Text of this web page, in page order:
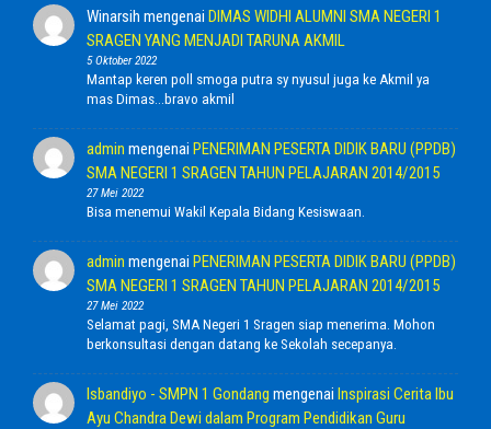
Winarsih mengenai DIMAS WIDHI ALUMNI SMA NEGERI 1
SRAGEN YANG MENJADI TARUNA AKMIL
5 Oktober 2022
Mantap keren poll smoga putra sy nyusul juga ke Akmil ya
mas Dimas...bravo akmil
admin mengenai PENERIMAN PESERTA DIDIK BARU (PPDB)
SMA NEGERI 1 SRAGEN TAHUN PELAJARAN 2014/2015
27 Mei 2022
Bisa menemui Wakil Kepala Bidang Kesiswaan.
admin mengenai PENERIMAN PESERTA DIDIK BARU (PPDB)
SMA NEGERI 1 SRAGEN TAHUN PELAJARAN 2014/2015
27 Mei 2022
Selamat pagi, SMA Negeri 1 Sragen siap menerima. Mohon
berkonsultasi dengan datang ke Sekolah secepanya.
Isbandiyo - SMPN 1 Gondang mengenai Inspirasi Cerita Ibu
Ayu Chandra Dewi dalam Program Pendidikan Guru